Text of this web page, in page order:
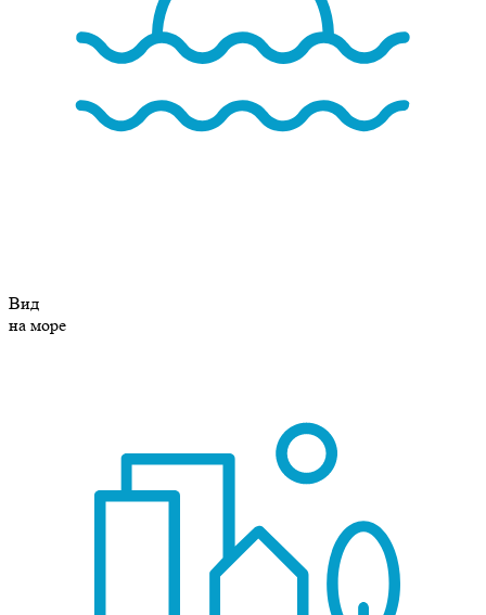
Вид
на море